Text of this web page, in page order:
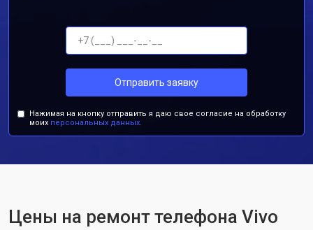
Отправить заявку
Нажимая на кнопку отправить я даю свое согласие на обработку
моих персональных данных.
Цены на ремонт телефона Vivo